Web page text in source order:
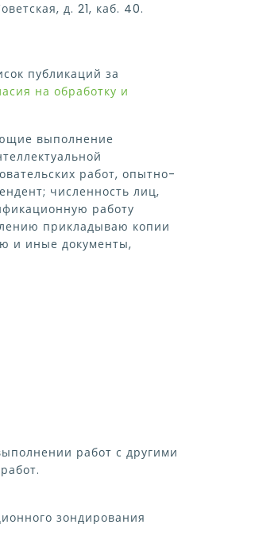
д. 21, каб. 40.
публикаций за
на обработку и
выполнение
работ, опытно-
численность лиц,
работу
прикладываю копии
и иные документы,
работ с другими
зондирования